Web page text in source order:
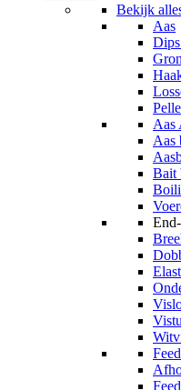
Bekijk
Aas
Aas
Aas
Bait